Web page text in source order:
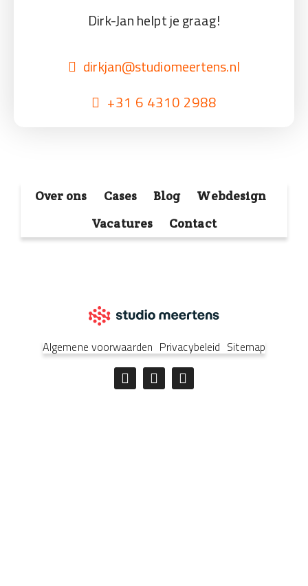
Dirk-Jan helpt je graag!
dirkjan@studiomeertens.nl
+31 6 4310 2988
Over ons Cases Blog
Webdesign
Vacatures
Contact
Algemene voorwaarden Privacybeleid Sitemap